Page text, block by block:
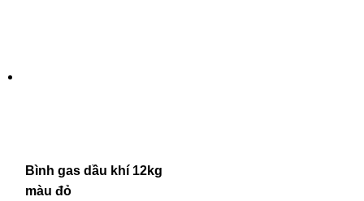
Bình gas dầu khí 12kg
màu đỏ